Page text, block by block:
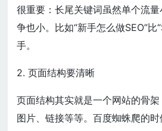
很重要：长尾关键词虽然单个流
争也小。比如“新手怎么做SEO”比
手。
2. 页面结构要清晰
页面结构其实就是一个网站的骨架
图片、链接等等。百度蜘蛛爬的